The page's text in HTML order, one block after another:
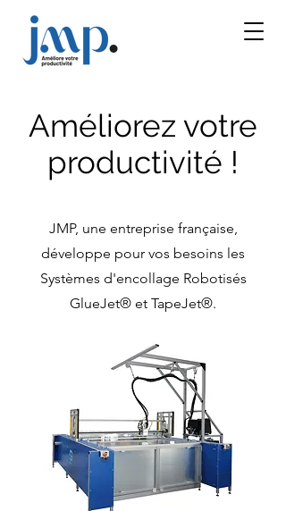
Améliorez votre
productivité !
JMP, une entreprise française,
développe pour vos besoins les
Systèmes d'encollage Robotisés
GlueJet® et TapeJet®.